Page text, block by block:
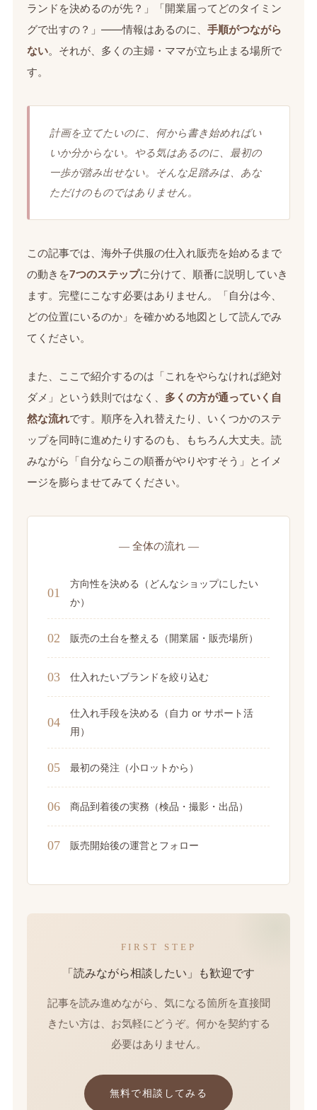
ランドを決めるのが先？」「開業届ってどのタイミン
グで出すの？」——情報はあるのに、 手順がつながら
ない。それが、多くの主婦・ママが立ち止まる場所で
す。
計画を立てたいのに、何から書き始めればい
いか分からない。やる気はあるのに、最初の
一歩が踏み出せない。そんな足踏みは、あな
ただけのものではありません。
この記事では、海外子供服の仕入れ販売を始めるまで
の動きを7つのステップに分けて、順番に説明していき
ます。完璧にこなす必要はありません。「自分は今、
どの位置にいるのか」を確かめる地図として読んでみ
てください。
また、ここで紹介するのは「これをやらなければ絶対
ダメ」という鉄則ではなく、 多くの方が通っていく自
然な流れです。順序を入れ替えたり、いくつかのステ
ップを同時に進めたりするのも、もちろん大丈夫。読
みながら「自分ならこの順番がやりやすそう」とイメ
ージを膨らませてみてください。
— 全体の流れ —
01
方向性を決める（どんなショップにしたい
か）
02 販売の土台を整える（開業届・販売場所）
03 仕入れたいブランドを絞り込む
04
仕入れ手段を決める（自力 or サポート活
用）
05 最初の発注（小ロットから）
06 商品到着後の実務（検品・撮影・出品）
07 販売開始後の運営とフォロー
FIRST STEP
「読みながら相談したい」も歓迎です
記事を読み進めながら、気になる箇所を直接聞
きたい方は、お気軽にどうぞ。何かを契約する
必要はありません。
無料で相談してみる